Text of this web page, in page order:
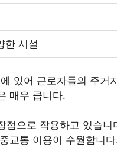
한 시설
있어 근로자들의 주거
매우 큽니다.
점으로 작용하고 있습니
교통 이용이 수월합니